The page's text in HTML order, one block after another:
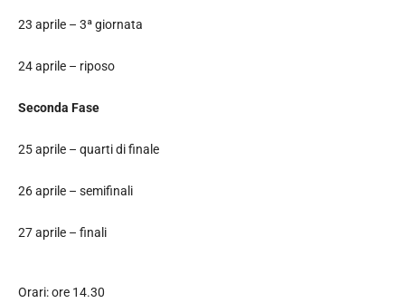
23 aprile – 3ª giornata
24 aprile – riposo
Seconda Fase
25 aprile – quarti di finale
26 aprile – semifinali
27 aprile – finali
Orari: ore 14.30